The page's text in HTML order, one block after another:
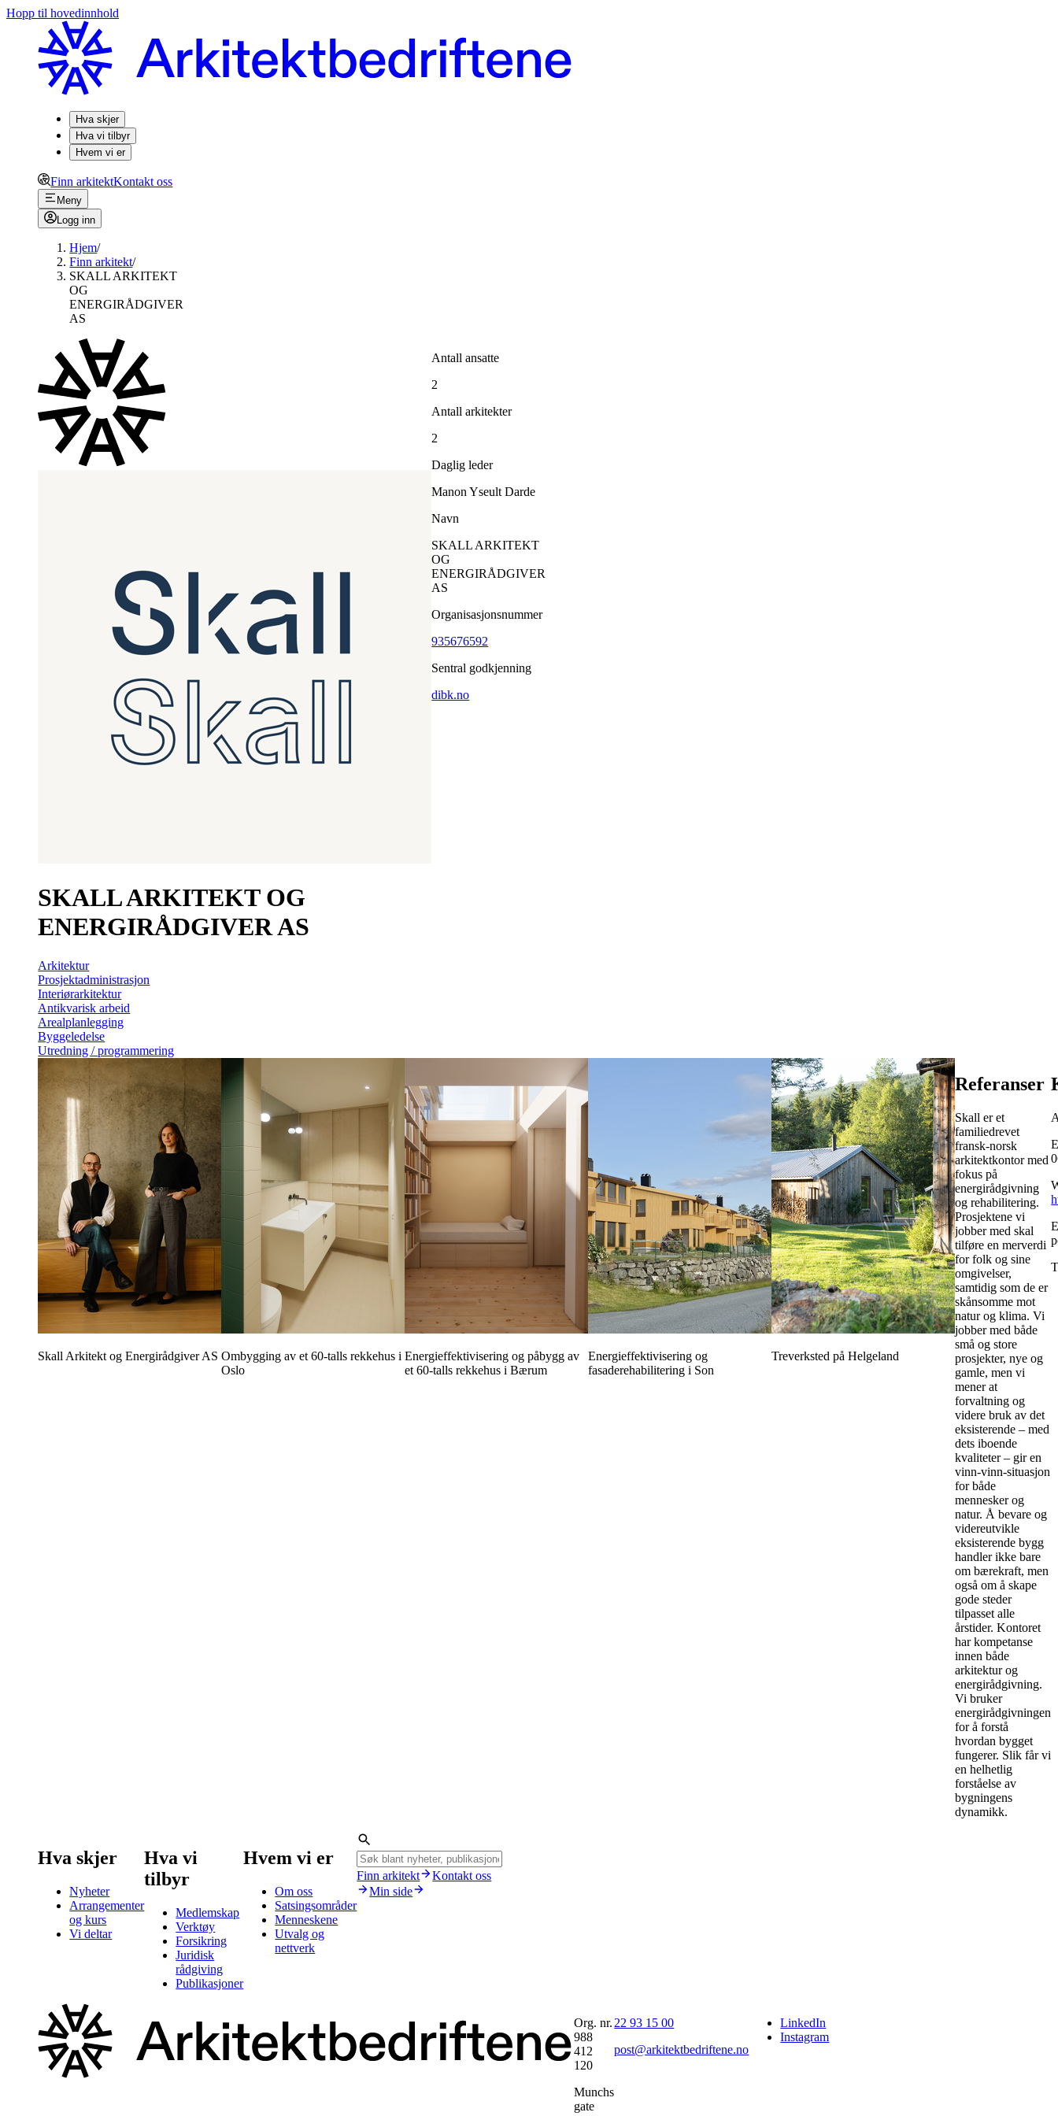
Hopp til hovedinnhold
Hva skjer
Hva vi tilbyr
Hvem vi er
Finn arkitektKontakt oss
Meny
Logg inn
Hjem/
Finn arkitekt/
SKALL ARKITEKT
OG
ENERGIRÅDGIVER
AS
SKALL ARKITEKT OG
ENERGIRÅDGIVER AS
Arkitektur
Prosjektadministrasjon
Interiørarkitektur
Antikvarisk arbeid
Arealplanlegging
Byggeledelse
Utredning / programmering
Antall ansatte
2
Antall arkitekter
2
Daglig leder
Manon Yseult Darde
Navn
SKALL ARKITEKT
OG
ENERGIRÅDGIVER
AS
Organisasjonsnummer
935676592
Sentral godkjenning
dibk.no
Skall Arkitekt og Energirådgiver AS Ombygging av et 60-talls rekkehus i
Oslo
Energieffektivisering og påbygg av
et 60-talls rekkehus i Bærum
Energieffektivisering og
fasaderehabilitering i Son
Treverksted på Helgeland
Referanser
Skall er et
familiedrevet
fransk-norsk
arkitektkontor med
fokus på
energirådgivning
og rehabilitering.
Prosjektene vi
jobber med skal
tilføre en merverdi
for folk og sine
omgivelser,
samtidig som de er
skånsomme mot
natur og klima. Vi
jobber med både
små og store
prosjekter, nye og
gamle, men vi
mener at
forvaltning og
videre bruk av det
eksisterende – med
dets iboende
kvaliteter – gir en
vinn-vinn-situasjon
for både
mennesker og
natur. Å bevare og
videreutvikle
eksisterende bygg
handler ikke bare
om bærekraft, men
også om å skape
gode steder
tilpasset alle
årstider. Kontoret
har kompetanse
innen både
arkitektur og
energirådgivning.
Vi bruker
energirådgivningen
for å forstå
hvordan bygget
fungerer. Slik får vi
en helhetlig
forståelse av
bygningens
dynamikk.
Hva skjer
Nyheter
Arrangementer
og kurs
Vi deltar
Hva vi
tilbyr
Medlemskap
Verktøy
Forsikring
Juridisk
rådgiving
Publikasjoner
Hvem vi er
Om oss
Satsingsområder
Menneskene
Utvalg og
nettverk
Finn arkitekt
Kontakt oss
Min side
Org. nr.
988
412
120
Munchs
gate
22 93 15 00
post@arkitektbedriftene.no
LinkedIn
Instagram